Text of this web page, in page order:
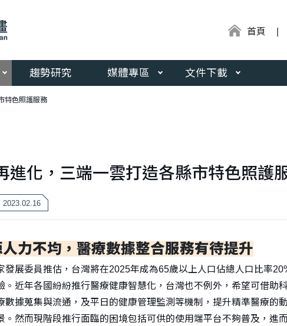
::: 首頁
趨勢研究 媒體專區 文件下載
特色照護服務
進化，三端一雲打造各縣市特色照護
2023.02.16
力不均，醫療數據整合服務有待提升
發展委員推估，台灣將在2025年成為65歲以上人口佔總人口比率
。近年各國紛紛推行醫療健康智慧化，台灣也不例外，希望可借助
數據蒐集與流通，及平日的健康管理監測等機制，提升精準醫療的
。然而現階段推行面臨的困境包括可供的使用端平台不夠普及，進